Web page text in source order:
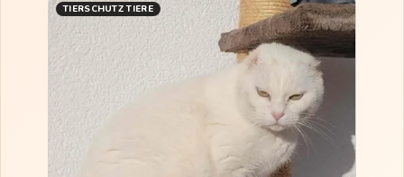
TIERSCHUTZ TIERE